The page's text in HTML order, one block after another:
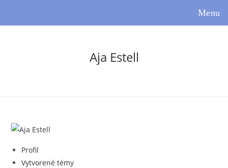
Menu
Aja Estell
Profil
Vytvorené témy